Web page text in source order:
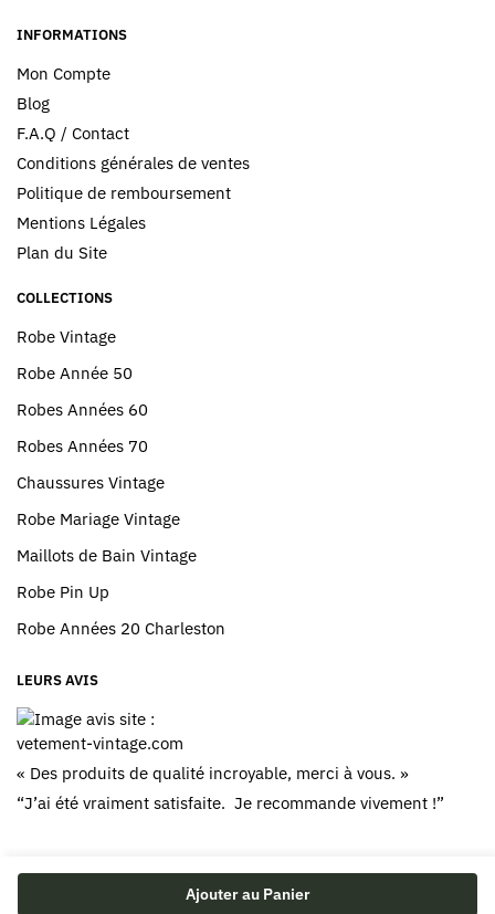
Ajouter au Panier
INFORMATIONS
Mon Compte
Blog
F.A.Q / Contact
Conditions générales de ventes
Politique de remboursement
Mentions Légales
Plan du Site
COLLECTIONS
Robe Vintage
Robe Année 50
Robes Années 60
Robes Années 70
Chaussures Vintage
Robe Mariage Vintage
Maillots de Bain Vintage
Robe Pin Up
Robe Années 20 Charleston
LEURS AVIS
« Des produits de qualité incroyable, merci à vous. »
“J’ai été vraiment satisfaite. Je recommande vivement !”